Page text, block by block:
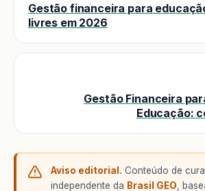
Gestão financeira para
livres em 2026
Gestão Financeira
Educação:
Aviso editorial. Conteúdo de
independente da Brasil GEO ,